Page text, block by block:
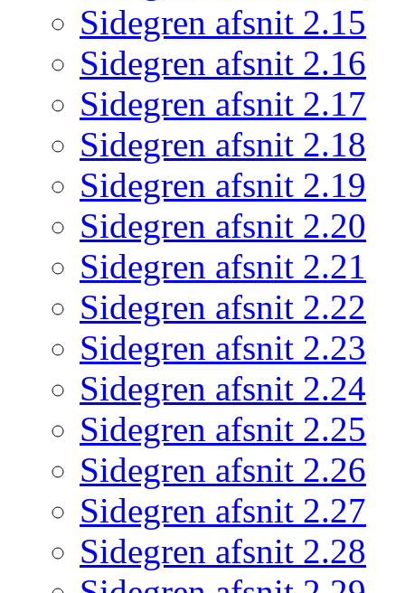
Sidegren afsnit 2.15
Sidegren afsnit 2.16
Sidegren afsnit 2.17
Sidegren afsnit 2.18
Sidegren afsnit 2.19
Sidegren afsnit 2.20
Sidegren afsnit 2.21
Sidegren afsnit 2.22
Sidegren afsnit 2.23
Sidegren afsnit 2.24
Sidegren afsnit 2.25
Sidegren afsnit 2.26
Sidegren afsnit 2.27
Sidegren afsnit 2.28